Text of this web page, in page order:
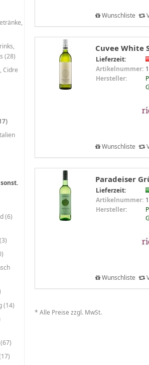
(28)
Cidre
(6)
(14)
Wunschliste
Cuvee White
Lieferzeit:
Artikelnummer:
Hersteller:
Wunschliste
Paradeiser
Lieferzeit:
Artikelnummer:
Hersteller:
Wunschliste
* Alle Preise zzgl. MwSt.